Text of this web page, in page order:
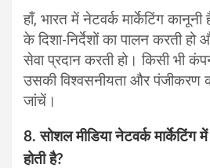
हाँ, भारत में नेटवर्क मार्केटिंग
के दिशा-निर्देशों का पालन करती हो
सेवा प्रदान करती हो। किसी भी
उसकी विश्वसनीयता और पंजीकरण
जांचें।
8. सोशल मीडिया नेटवर्क मार्केटिंग
होती है?